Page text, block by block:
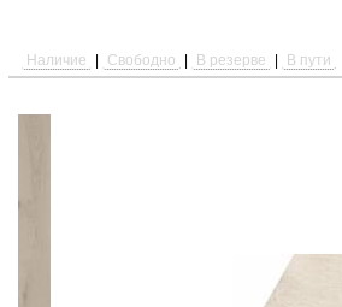
Наличие Свободно В резерве В пути